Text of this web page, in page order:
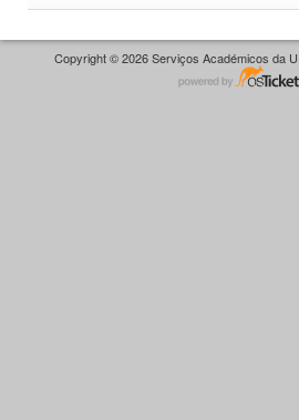
Copyright © 2026 Serviços Académicos da